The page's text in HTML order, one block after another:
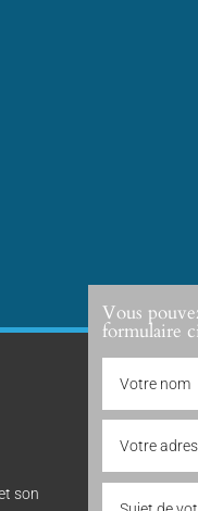
son
Vous
formulaire